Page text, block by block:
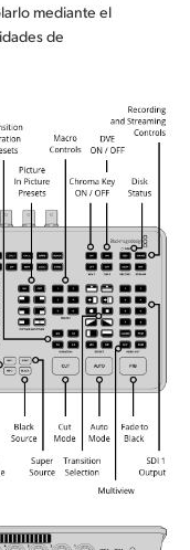
mediante el
de